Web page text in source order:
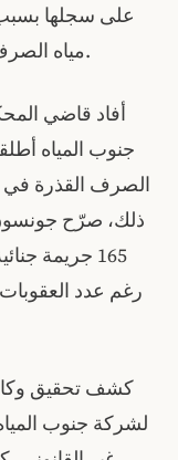
على سجلها
مياه الصرف الخام في بيئات بحرية محمية للغاية.
أفاد قاضي
الصرف القذرة في
ذلك، صرّح
165 جريمة
رغم عدد
كشف تحقيق
لشركة جنوب